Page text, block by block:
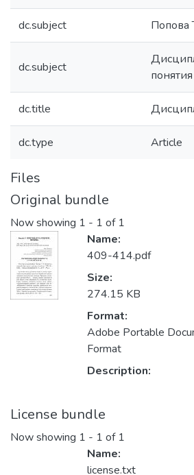
dc.subject Попова
dc.subject
понятия
dc.title
dc.type Article
Files
Original bundle
Now showing 1 - 1 of 1
Name:
409-414.pdf
Size:
274.15 KB
Format:
Adobe Portable
Format
Description:
License bundle
Now showing 1 - 1 of 1
Name:
license.txt